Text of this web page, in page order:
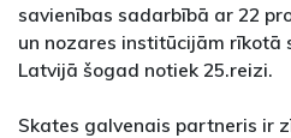
savienības sadarbībā ar 22
un nozares institūcijām rīkotā
Latvijā šogad notiek 25.reizi.
Skates galvenais partneris ir